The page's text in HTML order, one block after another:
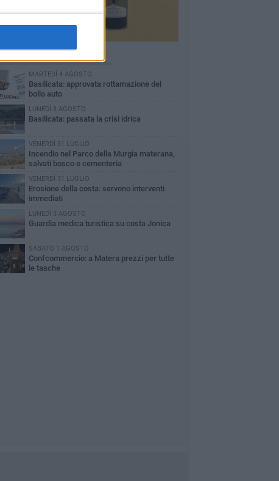
MARTEDÌ 4 AGOSTO
Basilicata: approvata rottamazione del
bollo auto
LUNEDÌ 3 AGOSTO
Basilicata: passata la crisi idrica
VENERDÌ 31 LUGLIO
Incendio nel Parco della Murgia materana,
salvati bosco e cementeria
VENERDÌ 31 LUGLIO
Erosione della costa: servono interventi
immediati
LUNEDÌ 3 AGOSTO
Guardia medica turistica su costa Jonica
SABATO 1 AGOSTO
Confcommercio: a Matera prezzi per tutte
le tasche